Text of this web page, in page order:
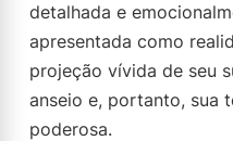
detalhada e
apresentada como
projeção vívida de seu
anseio e, portanto, sua
poderosa.